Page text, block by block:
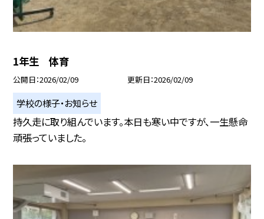
1年生 体育
公開日 2026/02/09 更新日 2026/02/09
学校の様子・お知らせ
持久走に取り組んでいます。本日も寒い中ですが、一生懸命
頑張っていました。